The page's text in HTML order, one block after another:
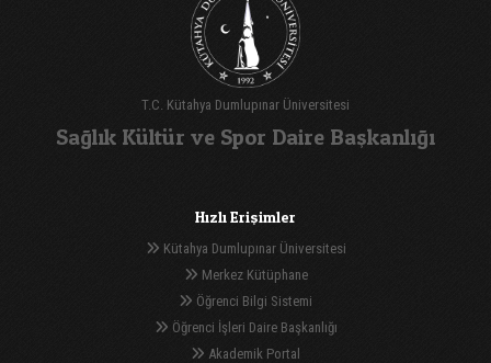
T.C. Kütahya Dumlupınar Üniversitesi
Sağlık Kültür ve Spor Daire Başkanlığı
Hızlı Erişimler
Kütahya Dumlupınar Üniversitesi
Merkez Kütüphane
Öğrenci Bilgi Sistemi
Öğrenci İşleri Daire Başkanlığı
Akademik Portal